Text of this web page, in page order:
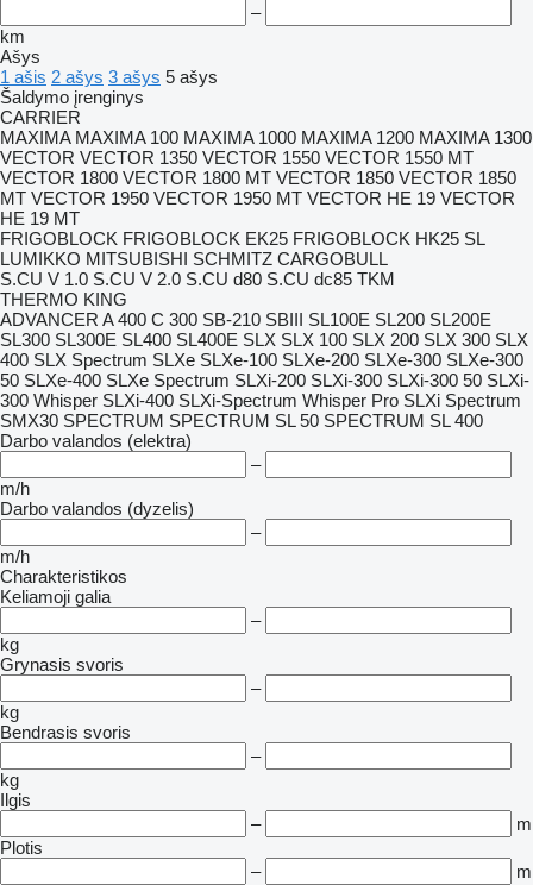
–
km
Ašys
1 ašis 2 ašys 3 ašys 5 ašys
Šaldymo įrenginys
CARRIER
MAXIMA MAXIMA 100 MAXIMA 1000 MAXIMA 1200 MAXIMA 1300
VECTOR VECTOR 1350 VECTOR 1550 VECTOR 1550 MT
VECTOR 1800 VECTOR 1800 MT VECTOR 1850 VECTOR 1850
MT VECTOR 1950 VECTOR 1950 MT VECTOR HE 19 VECTOR
HE 19 MT
FRIGOBLOCK FRIGOBLOCK EK25 FRIGOBLOCK HK25 SL
LUMIKKO MITSUBISHI SCHMITZ CARGOBULL
S.CU V 1.0 S.CU V 2.0 S.CU d80 S.CU dc85 TKM
THERMO KING
ADVANCER A 400 C 300 SB-210 SBIII SL100E SL200 SL200E
SL300 SL300E SL400 SL400E SLX SLX 100 SLX 200 SLX 300 SLX
400 SLX Spectrum SLXe SLXe-100 SLXe-200 SLXe-300 SLXe-300
50 SLXe-400 SLXe Spectrum SLXi-200 SLXi-300 SLXi-300 50 SLXi-
300 Whisper SLXi-400 SLXi-Spectrum Whisper Pro SLXi Spectrum
SMX30 SPECTRUM SPECTRUM SL 50 SPECTRUM SL 400
Darbo valandos (elektra)
–
m/h
Darbo valandos (dyzelis)
–
m/h
Charakteristikos
Keliamoji galia
–
kg
Grynasis svoris
–
kg
Bendrasis svoris
–
kg
Ilgis
–
m
Plotis
–
m